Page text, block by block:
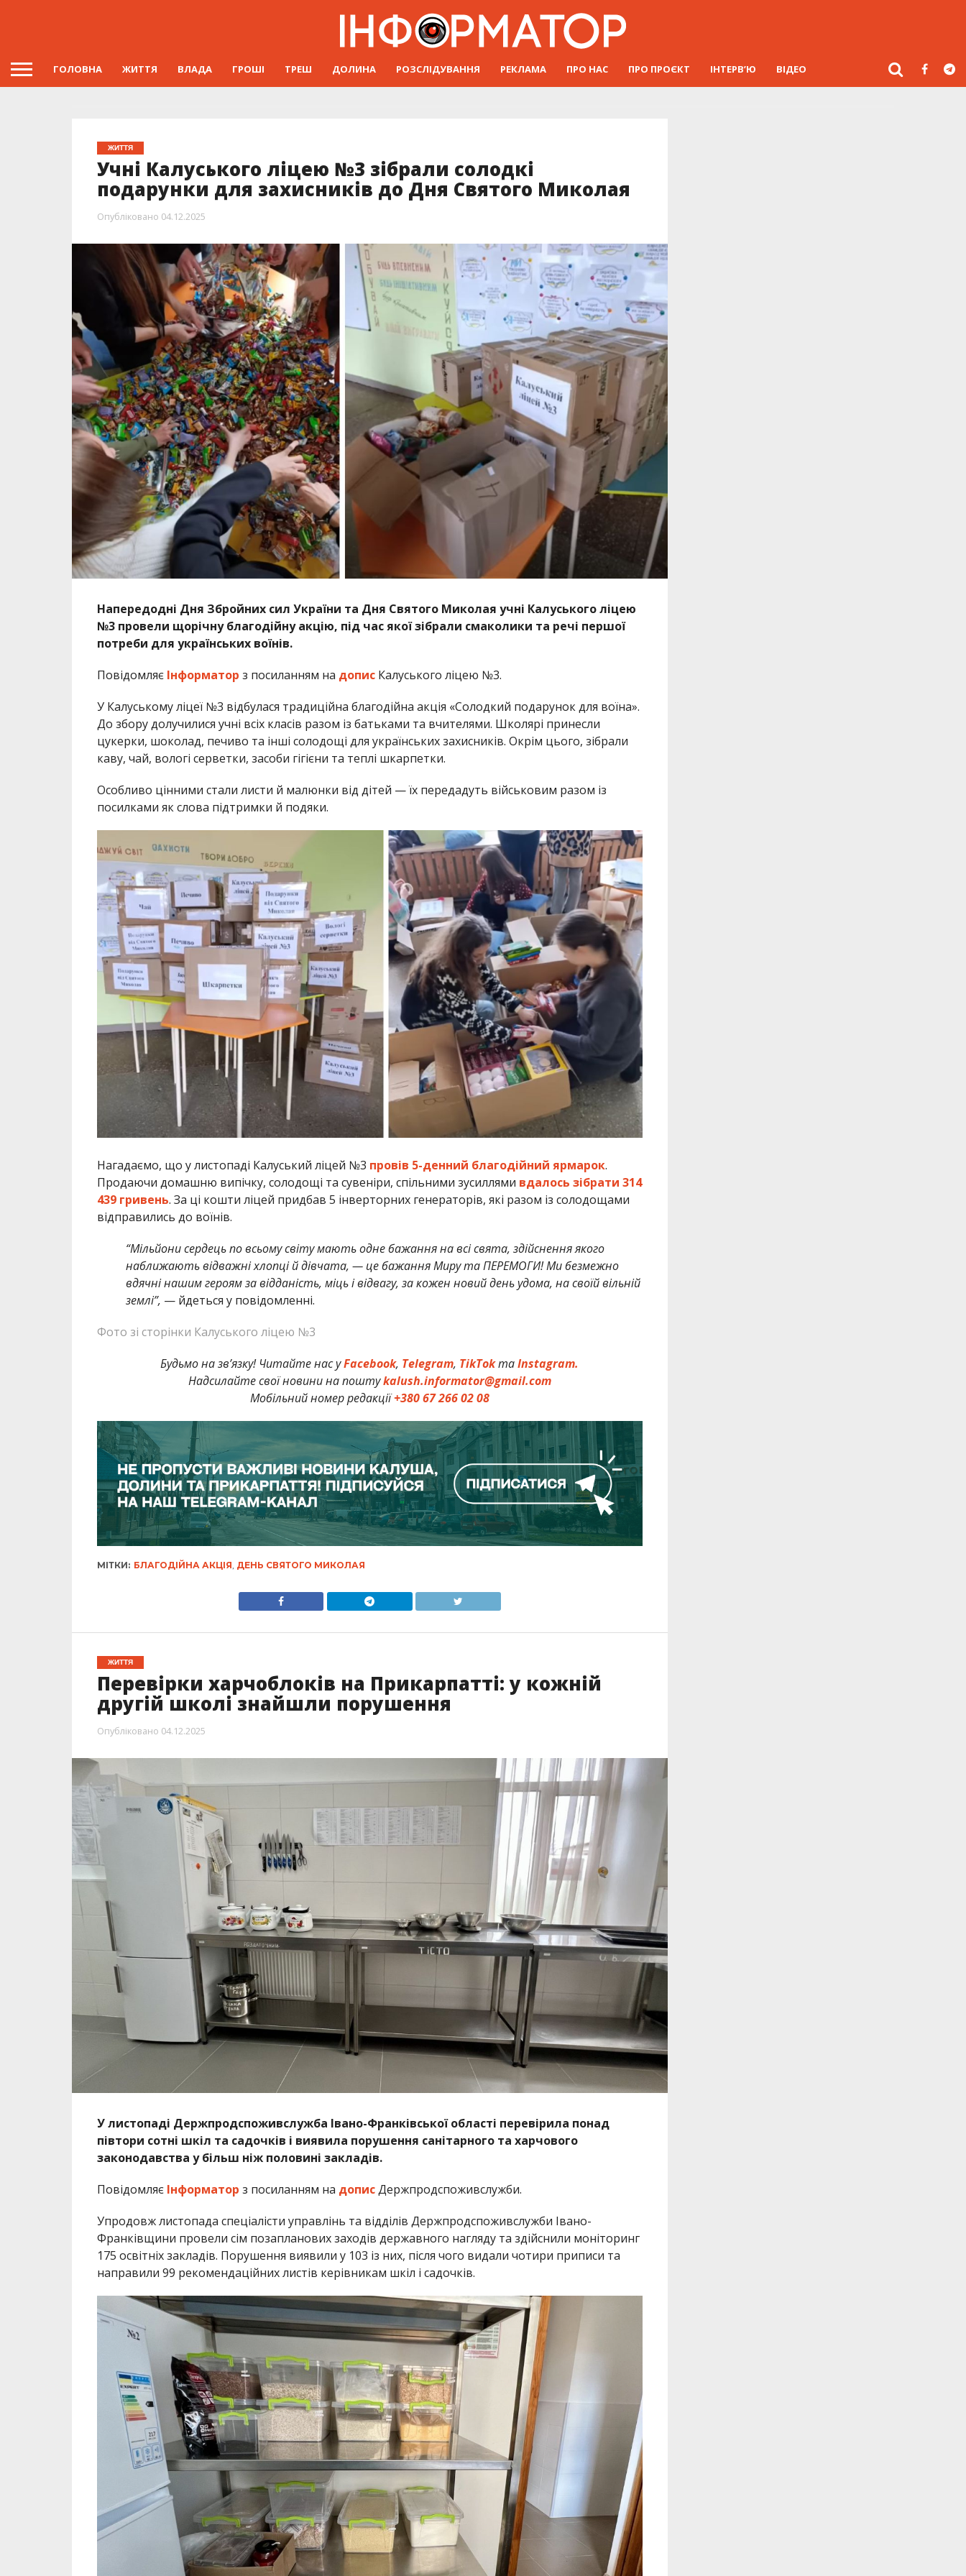
ГОЛОВНА ЖИТТЯ ВЛАДА ГРОШІ ТРЕШ ДОЛИНА РОЗСЛІДУВАННЯ РЕКЛАМА ПРО НАС ПРО ПРОЄКТ ІНТЕРВ’Ю ВІДЕО
ЖИТТЯ
Учні Калуського ліцею №3 зібрали солодкі
подарунки для захисників до Дня Святого Миколая
Опубліковано 04.12.2025
Напередодні Дня Збройних сил України та Дня Святого Миколая учні Калуського ліцею
№3 провели щорічну благодійну акцію, під час якої зібрали смаколики та речі першої
потреби для українських воїнів.
Повідомляє Інформатор з посиланням на дописКалуського ліцею №3.
У Калуському ліцеї №3 відбулася традиційна благодійна акція «Солодкий подарунок для воїна».
До збору долучилися учні всіх класів разом із батьками та вчителями. Школярі принесли
цукерки, шоколад, печиво та інші солодощі для українських захисників. Окрім цього, зібрали
каву, чай, вологі серветки, засоби гігієни та теплі шкарпетки.
Особливо цінними стали листи й малюнки від дітей — їх передадуть військовим разом із
посилками як слова підтримки й подяки.
Нагадаємо, що у листопаді Калуський ліцей №3 провів 5-денний благодійний ярмарок.
Продаючи домашню випічку, солодощі та сувеніри, спільними зусиллями вдалось зібрати 314
439 гривень. За ці кошти ліцей придбав 5 інверторних генераторів, які разом із солодощами
відправились до воїнів.
“Мільйони сердець по всьому світу мають одне бажання на всі свята, здійснення якого
наближають відважні хлопці й дівчата, — це бажання Миру та ПЕРЕМОГИ! Ми безмежно
вдячні нашим героям за відданість, міць і відвагу, за кожен новий день удома, на своїй вільній
землі”, — йдеться у повідомленні.
Фото зі сторінки Калуського ліцею №3
Будьмо на зв’язку! Читайте нас уFacebook, Telegram, TikTokтаInstagram.
Надсилайте свої новини на поштуkalush.informator@gmail.com
Мобільний номер редакції+380 67 266 02 08
МІТКИ: БЛАГОДІЙНА АКЦІЯ ДЕНЬ СВЯТОГО МИКОЛАЯ
ЖИТТЯ
Перевірки харчоблоків на Прикарпатті: у кожній
другій школі знайшли порушення
Опубліковано 04.12.2025
У листопаді Держпродспоживслужба Івано-Франківської області перевірила понад
півтори сотні шкіл та садочків і виявила порушення санітарного та харчового
законодавства у більш ніж половині закладів.
Повідомляє Інформатор з посиланням на дописДержпродспоживслужби.
Упродовж листопада спеціалісти управлінь та відділів Держпродспоживслужби Івано-
Франківщини провели сім позапланових заходів державного нагляду та здійснили моніторинг
175 освітніх закладів. Порушення виявили у 103 із них, після чого видали чотири приписи та
направили 99 рекомендаційних листів керівникам шкіл і садочків.